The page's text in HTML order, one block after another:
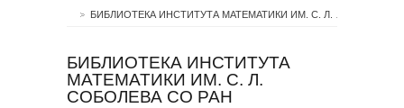
БИБЛИОТЕКА ИНСТИТУТА
МАТЕМАТИКИ ИМ. С. Л.
СОБОЛЕВА СО РАН